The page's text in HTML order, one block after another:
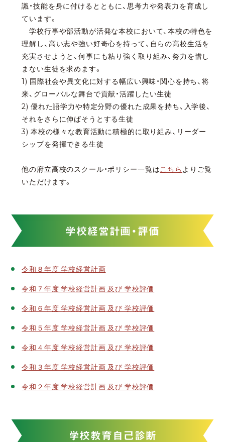
識・技能を身に付けるとともに、思考力や発表力を育成し
ています。
学校行事や部活動が活発な本校において、本校の特色を
理解し、高い志や強い好奇心を持って、自らの高校生活を
充実させようと、何事にも粘り強く取り組み、努力を惜し
まない生徒を求めます。
1) 国際社会や異文化に対する幅広い興味・関心を持ち、将
来、グローバルな舞台で貢献・活躍したい生徒
2) 優れた語学力や特定分野の優れた成果を持ち、入学後、
それをさらに伸ばそうとする生徒
3) 本校の様々な教育活動に積極的に取り組み、リーダー
シップを発揮できる生徒
他の府立高校のスクール・ポリシー一覧はこちら よりご覧
いただけます。
学校経営計画・評価
令和８年度 学校経営計画
令和７年度 学校経営計画 及び 学校評価
令和６年度 学校経営計画 及び 学校評価
令和５年度 学校経営計画 及び 学校評価
令和４年度 学校経営計画 及び 学校評価
令和３年度 学校経営計画 及び 学校評価
令和２年度 学校経営計画 及び 学校評価
学校教育自己診断